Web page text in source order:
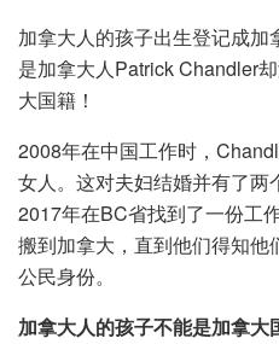
加拿大人的孩子出生登记成加
是加拿大人Patrick Chandler
大国籍！
2008年在中国工作时，
女人。这对夫妇结婚并有了
2017年在BC省找到了一份工
搬到加拿大，直到他们得知
公民身份。
加拿大人的孩子不能是加拿大